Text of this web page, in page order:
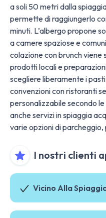
a soli 50 metri dalla
permette di raggiungerlo
minuti. L’albergo propone
a camere spaziose e
colazione con brunch viene
prodotti locali e
scegliere liberamente i
convenzioni con ristoranti
personalizzabile secondo
anche servizi in spiaggia
varie opzioni di
I nostri clienti
Vicino Alla